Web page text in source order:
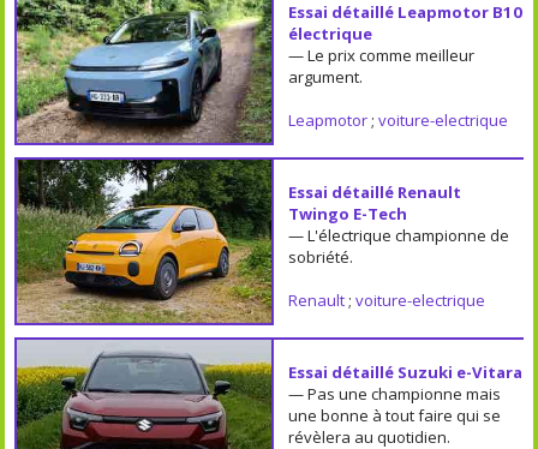
Essai détaillé Leapmotor B10
électrique
— Le prix comme meilleur
argument.
Leapmotor; voiture-electrique
Essai détaillé Renault
Twingo E-Tech
— L'électrique championne de
sobriété.
Renault; voiture-electrique
Essai détaillé Suzuki e-Vitara
— Pas une championne mais
une bonne à tout faire qui se
révèlera au quotidien.